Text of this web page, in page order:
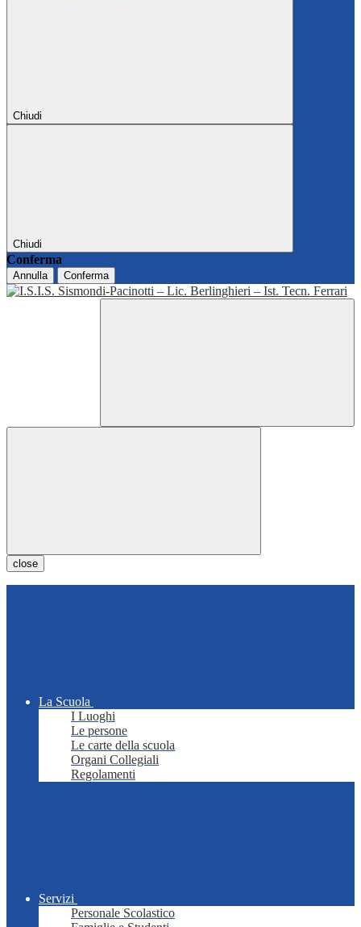
Chiudi
Chiudi
Conferma
Annulla Conferma
close
La Scuola
I Luoghi
Le persone
Le carte della scuola
Organi Collegiali
Regolamenti
Servizi
Personale Scolastico